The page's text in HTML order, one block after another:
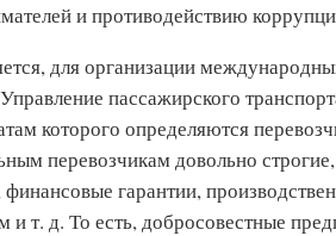
и противодействию
для организации
пассажирского
которого определяются
перевозчикам довольно
гарантии,
и т. д. То есть, добросовестные